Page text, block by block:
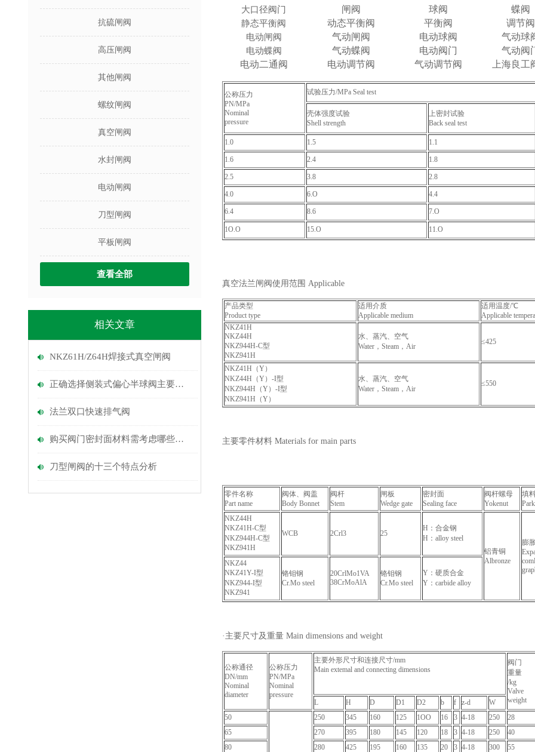
抗硫闸阀
高压闸阀
其他闸阀
螺纹闸阀
真空闸阀
水封闸阀
电动闸阀
刀型闸阀
平板闸阀
查看全部
相关文章
NKZ61H/Z64H焊接式真空闸阀
正确选择侧装式偏心半球阀主要考虑以下几点
法兰双口快速排气阀
购买阀门密封面材料需考虑哪些因素
刀型闸阀的十三个特点分析
大口径阀门 闸阀 球阀 蝶阀
静态平衡阀 动态平衡阀 平衡阀 调节阀
电动闸阀 气动闸阀 电动球阀 气动球
电动蝶阀 气动蝶阀 电动阀门
气动阀
电动二通阀
电动调节阀 气动调节阀 上海良工
公称压力
PN/MPa
Nominal
pressure
试验压力/MPa Seal test
壳体强度试验
Shell strength
上密封试验
Back seal test
1.0 1.5 1.1
1.6 2.4 1.8
2.5 3.8 2.8
4.0 6.O 4.4
6.4 8.6 7.O
1O.O 15.O 11.O
真空法兰闸阀使用范围 Applicable
产品类型
Product type
适用介质
Applicable medium
适用温度/℃
Applicable
NKZ41H
NKZ44H
NKZ944H-C型
NKZ941H
水、蒸汽、空气
Water，Steam，Air
≤425
NKZ41H（Y）
NKZ44H（Y）-I型
NKZ944H（Y）-I型
NKZ941H（Y）
水、蒸汽、空气
Water，Steam，Air
≤550
主要零件材料 Materials for main parts
零件名称
Part name
阀体、阀盖
Body Bonnet
阀杆
Stem
闸板
Wedge gate
密封面
Sealing face
阀杆螺母
Yokenut
填
NKZ44H
NKZ41H-C型
NKZ944H-C型
NKZ941H
WCB 2Crl3 25
H：合金钢
H：alloy steel
铝青铜
Albronze
膨
NKZ44
NKZ41Y-I型
NKZ944-I型
NKZ941
铬钼钢
Cr.Mo steel
20CrlMo1VA
38CrMoAlA
铬钼钢
Cr.Mo steel
Y：硬质合金
Y：carbide alloy
·主要尺寸及重量 Main dimensions and weight
公称通径
DN/mm
Nominal
diameter
公称压力
PN/MPa
Nominal
pressure
主要外形尺寸和连接尺寸/mm
Main extemal and connecting dimensions
阀门
重量
/kg
Valve
weight
L H D D1 D2 b f z-d W
50
250 345 160 125 1OO 16 3 4-18 250 28
65
270 395 180 145 120 18 3 4-18 250 40
80
280 425 195 160 135 20 3 4-18 300 55